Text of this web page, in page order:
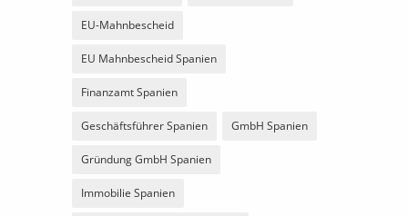
EU-Mahnbescheid
EU Mahnbescheid Spanien
Finanzamt Spanien
Geschäftsführer Spanien GmbH Spanien
Gründung GmbH Spanien
Immobilie Spanien